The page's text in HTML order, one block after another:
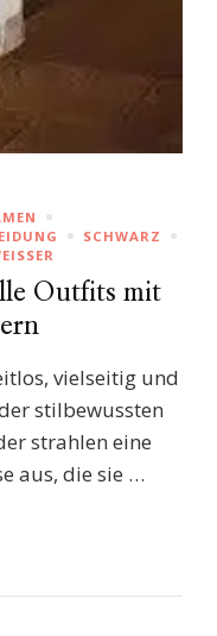
SCHWARZ
Outfits mit
vielseitig und
stilbewussten
strahlen eine
aus, die sie …